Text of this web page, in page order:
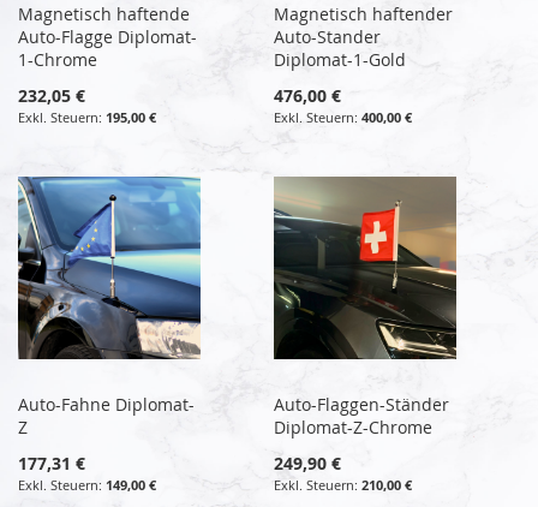
Magnetisch haftende
Auto-Flagge Diplomat-
1-Chrome
232,05 €
195,00 €
Magnetisch haftender
Auto-Stander
Diplomat-1-Gold
476,00 €
400,00 €
Auto-Fahne Diplomat-
Z
177,31 €
149,00 €
Auto-Flaggen-Ständer
Diplomat-Z-Chrome
249,90 €
210,00 €